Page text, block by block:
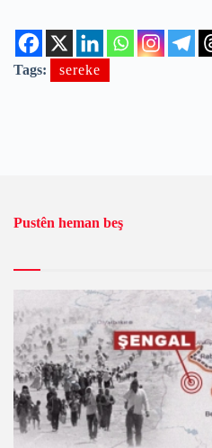
Tags: sereke
Pustên heman beş